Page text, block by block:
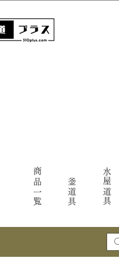
商品一覧 釜道具 水屋道具